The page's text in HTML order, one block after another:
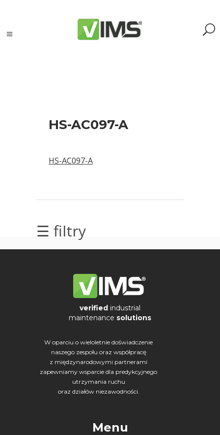
HS-AC097-A
HS-AC097-A
☰ filtry
Kategorie
elektrycznych
Wibrodiagnostyka
verified industrial
maintenance solutions
W oparciu o wieloletnie doświadczenie
naszego zespołu oraz współpracę
z międzynarodowymi partnerami
zapewniamy wsparcie dla predykcyjnego
utrzymania ruchu
oraz działów niezawodności.
Menu